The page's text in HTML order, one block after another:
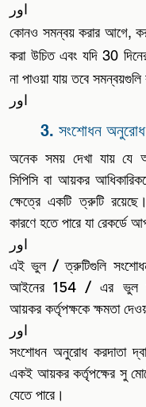
اور
কোনও সমন্বয় করার আগে,
করা উচিত এবং যদি 30
না পাওয়া যায় তবে সমন্বয়গুলি
اور
3. সংশোধন
অনেক সময় দেখা যায় যে
সিপিসি বা আয়কর
ক্ষেত্রে একটি ত্রুটি
কারণে হতে পারে যা রেকর্ডে
اور
এই ভুল / ত্রুটিগুলি
আইনের 154 / এর ভুল
আয়কর কর্তৃপক্ষকে ক্ষমতা
اور
সংশোধন অনুরোধ করদাতা
একই আয়কর কর্তৃপক্ষের সু
যেতে পারে।